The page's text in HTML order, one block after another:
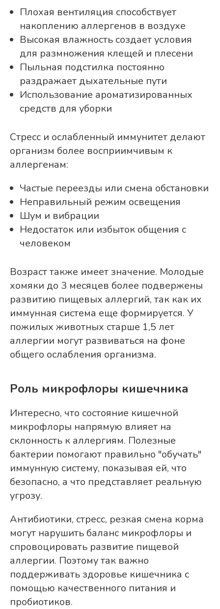
Плохая вентиляция способствует
накоплению аллергенов в воздухе
Высокая влажность создает условия
для размножения клещей и плесени
Пыльная подстилка постоянно
раздражает дыхательные пути
Использование ароматизированных
средств для уборки
Стресс и ослабленный иммунитет делают
организм более восприимчивым к
аллергенам:
Частые переезды или смена обстановки
Неправильный режим освещения
Шум и вибрации
Недостаток или избыток общения с
человеком
Возраст также имеет значение. Молодые
хомяки до 3 месяцев более подвержены
развитию пищевых аллергий, так как их
иммунная система еще формируется. У
пожилых животных старше 1,5 лет
аллергии могут развиваться на фоне
общего ослабления организма.
Роль микрофлоры кишечника
Интересно, что состояние кишечной
микрофлоры напрямую влияет на
склонность к аллергиям. Полезные
бактерии помогают правильно "обучать"
иммунную систему, показывая ей, что
безопасно, а что представляет реальную
угрозу.
Антибиотики, стресс, резкая смена корма
могут нарушить баланс микрофлоры и
спровоцировать развитие пищевой
аллергии. Поэтому так важно
поддерживать здоровье кишечника с
помощью качественного питания и
пробиотиков.